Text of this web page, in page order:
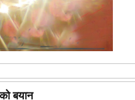
बयान